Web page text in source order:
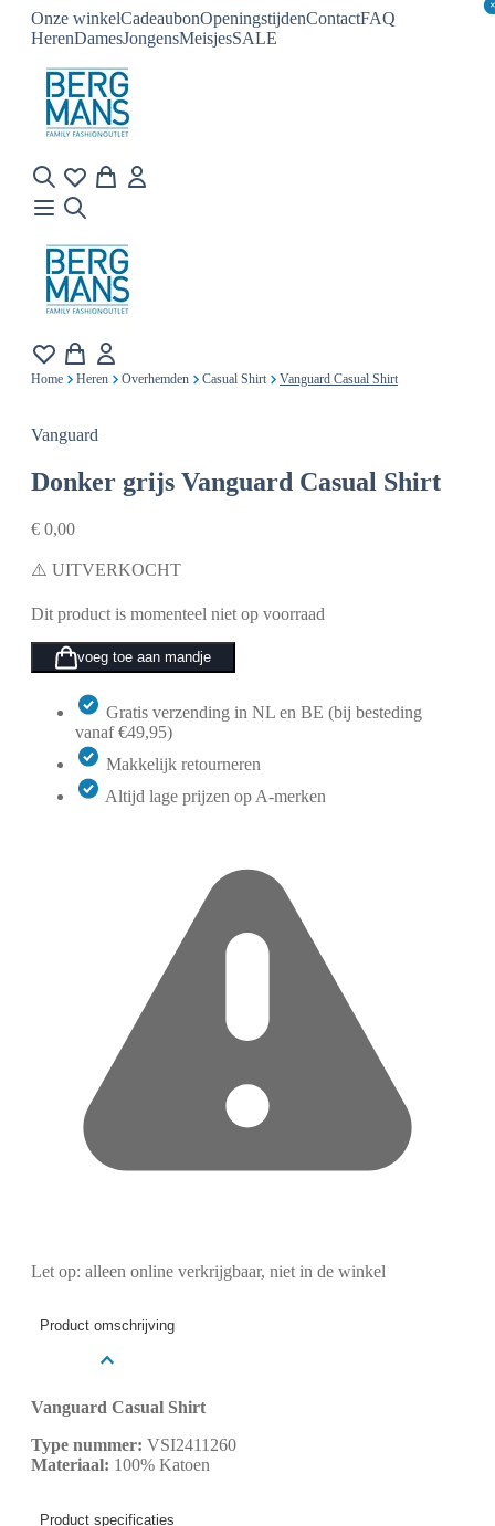
Onze winkelCadeaubonOpeningstijdenContactFAQ
HerenDamesJongensMeisjesSALE
×
×
Home Heren Overhemden Casual Shirt Vanguard Casual Shirt
Vanguard
Donker grijs Vanguard Casual Shirt
€ 0,00
⚠️ UITVERKOCHT
Dit product is momenteel niet op voorraad
voeg toe aan mandje
Gratis verzending in NL en BE (bij besteding
vanaf €49,95)
Makkelijk retourneren
Altijd lage prijzen op A-merken
Let op: alleen online verkrijgbaar, niet in de winkel
Product omschrijving
Vanguard Casual Shirt
Type nummer: VSI2411260
Materiaal: 100% Katoen
Product specificaties